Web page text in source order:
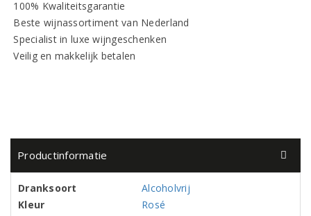
100% Kwaliteitsgarantie
Beste wijnassortiment van Nederland
Specialist in luxe wijngeschenken
Veilig en makkelijk betalen
Productinformatie
Dranksoort
Alcoholvrij
Kleur
Rosé